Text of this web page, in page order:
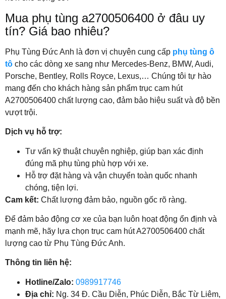
Mua phụ tùng a2700506400 ở đâu uy
tín? Giá bao nhiêu?
Phụ Tùng Đức Anh là đơn vị chuyên cung cấp phụ tùng ô
tô cho các dòng xe sang như Mercedes-Benz, BMW, Audi,
Porsche, Bentley, Rolls Royce, Lexus,… Chúng tôi tự hào
mang đến cho khách hàng sản phẩm trục cam hút
A2700506400 chất lượng cao, đảm bảo hiệu suất và độ bền
vượt trội.
Dịch vụ hỗ trợ:
Tư vấn kỹ thuật chuyên nghiệp, giúp bạn xác định
đúng mã phụ tùng phù hợp với xe.
Hỗ trợ đặt hàng và vận chuyển toàn quốc nhanh
chóng, tiện lợi.
Cam kết: Chất lượng đảm bảo, nguồn gốc rõ ràng.
Để đảm bảo động cơ xe của bạn luôn hoạt động ổn định và
mạnh mẽ, hãy lựa chọn trục cam hút A2700506400 chất
lượng cao từ Phụ Tùng Đức Anh.
Thông tin liên hệ:
Hotline/Zalo: 0989917746
Địa chỉ: Ng. 34 Đ. Cầu Diễn, Phúc Diễn, Bắc Từ Liêm,